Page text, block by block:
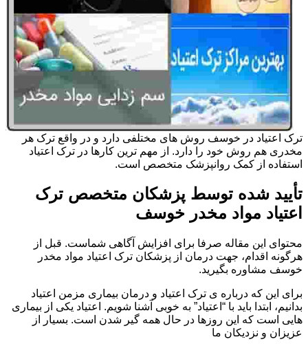
ترک اعتیاد در خوسف روش های مختلفی دارد و در واقع ترک هر
مخدری هم روش خود را دارد. از مهم ترین کارها در ترک اعتیاد
استفاده از کمک روانپزشک متخصص است.
تأیید شده توسط پزشکان متخصص ترک
اعتیاد مواد مخدر خوسف
محتوای این مقاله صرفا برای افزایش آگاهی شماست. قبل از
هرگونه اقدام، جهت درمان از پزشکان ترک اعتیاد مواد مخدر
خوسف مشاوره بگیرید.
برای این که درباره ی ترک اعتیاد و درمان بیماری مزمن اعتیاد
بدانیم، ابتدا باید با “اعتیاد” به خوبی آشنا شویم. اعتیاد یکی از بیماری
هایی است که این روزها در حال همه گیر شدن است. بسیار از
عزیزان و نزدیکان ما